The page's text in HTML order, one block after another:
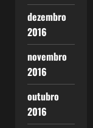
dezembro
2016
novembro
2016
outubro
2016